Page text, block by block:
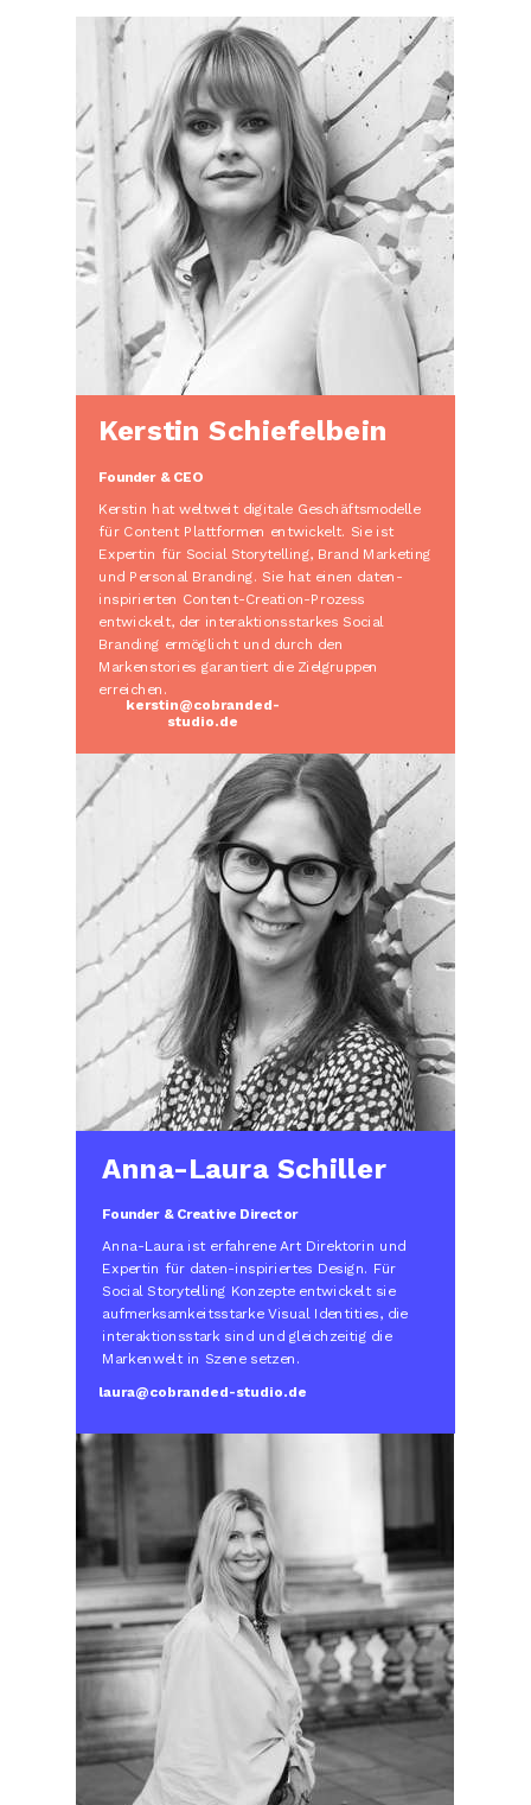
Kerstin Schiefelbein
Founder & CEO
Kerstin hat weltweit digitale Geschäftsmodelle
für Content Plattformen entwickelt. Sie ist
Expertin für Social Storytelling, Brand Marketing
und Personal Branding. Sie hat einen daten-
inspirierten Content-Creation-Prozess
entwickelt, der interaktionsstarkes Social
Branding ermöglicht und durch den
Markenstories garantiert die Zielgruppen
erreichen.
Founder & Creative Director
Anna-Laura ist erfahrene Art Direktorin und
Expertin für daten-inspiriertes Design. Für
Social Storytelling Konzepte entwickelt sie
aufmerksamkeitsstarke Visual Identities, die
interaktionsstark sind und gleichzeitig die
Markenwelt in Szene setzen.
Anna-Laura Schiller
laura@cobranded-studio.de
kerstin@cobranded-
studio.de